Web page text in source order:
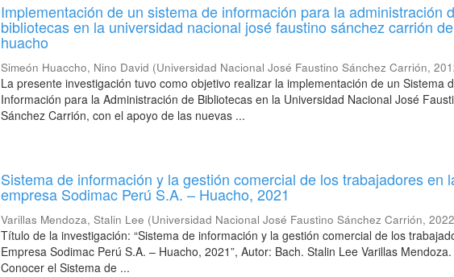
Implementación de un sistema de información para la administración
bibliotecas en la universidad nacional josé faustino sánchez carrión de
huacho
Simeón Huaccho, Nino David (Universidad Nacional José Faustino Sánchez Carrión,
La presente investigación tuvo como objetivo realizar la implementación de un Sistema
Información para la Administración de Bibliotecas en la Universidad Nacional José
Sánchez Carrión, con el apoyo de las nuevas ...
Sistema de información y la gestión comercial de los trabajadores en
empresa Sodimac Perú S.A. – Huacho, 2021
Varillas Mendoza, Stalin Lee (Universidad Nacional José Faustino Sánchez Carrión,
Título de la investigación: “Sistema de información y la gestión comercial de los
Empresa Sodimac Perú S.A. – Huacho, 2021”, Autor: Bach. Stalin Lee Varillas
Conocer el Sistema de ...